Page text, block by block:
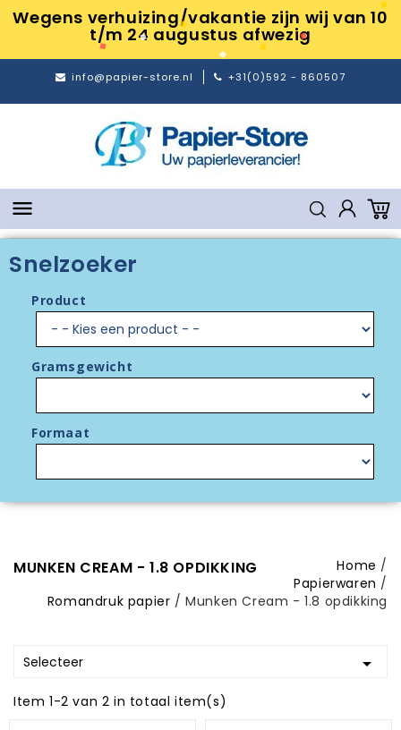
Wegens verhuizing/vakantie zijn wij van 10
t/m 24 augustus afwezig
info@papier-store.nl +31(0)592 - 860507

Snelzoeker
Product
Gramsgewicht
Formaat
MUNKEN CREAM - 1.8 OPDIKKING
Home
Papierwaren
Romandruk papier
Munken Cream - 1.8 opdikking
Selecteer 
Item 1-2 van 2 in totaal item(s)